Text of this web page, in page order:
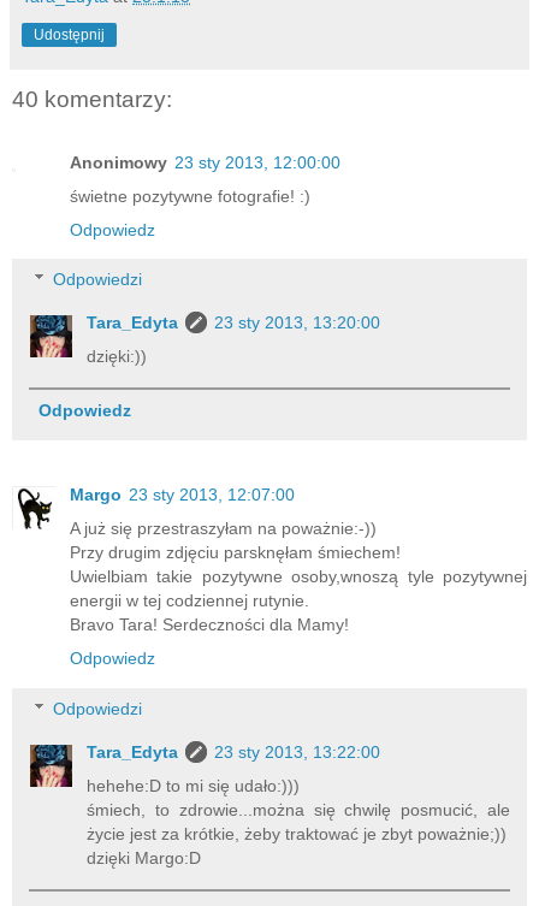
Udostępnij
40 komentarzy:
Anonimowy 23 sty 2013, 12:00:00
świetne pozytywne fotografie! :)
Odpowiedz
Odpowiedzi
Tara_Edyta
23 sty 2013, 13:20:00
dzięki:))
Odpowiedz
Margo 23 sty 2013, 12:07:00
A już się przestraszyłam na poważnie:-))
Przy drugim zdjęciu parsknęłam śmiechem!
Uwielbiam takie pozytywne osoby,wnoszą tyle pozytywnej
energii w tej codziennej rutynie.
Bravo Tara! Serdeczności dla Mamy!
Odpowiedz
Odpowiedzi
Tara_Edyta
23 sty 2013, 13:22:00
hehehe:D to mi się udało:)))
śmiech, to zdrowie...można się chwilę posmucić, ale
życie jest za krótkie, żeby traktować je zbyt poważnie;))
dzięki Margo:D